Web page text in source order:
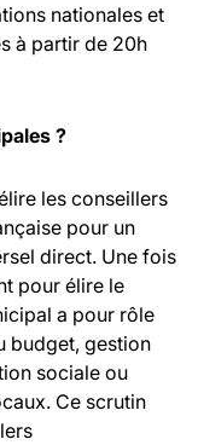
nationales et
à partir de 20h
?
les conseillers
pour un
direct. Une fois
pour élire le
a pour rôle
budget, gestion
sociale ou
Ce scrutin